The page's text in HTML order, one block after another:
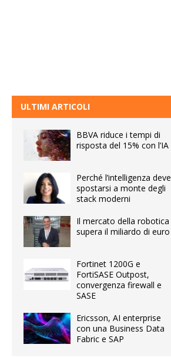
ULTIMI ARTICOLI
BBVA riduce i tempi di
risposta del 15% con l’IA
Perché l’intelligenza deve
spostarsi a monte degli
stack moderni
Il mercato della robotica
supera il miliardo di euro
Fortinet 1200G e
FortiSASE Outpost,
convergenza firewall e
SASE
Ericsson, AI enterprise
con una Business Data
Fabric e SAP